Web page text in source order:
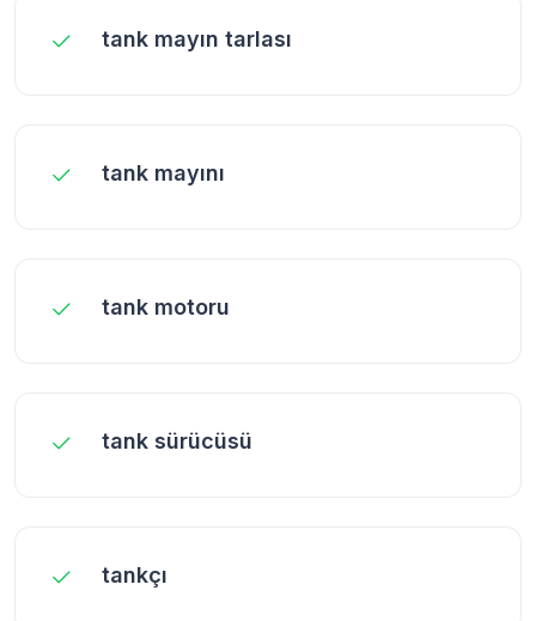
tank mayın tarlası
tank mayını
tank motoru
tank sürücüsü
tankçı